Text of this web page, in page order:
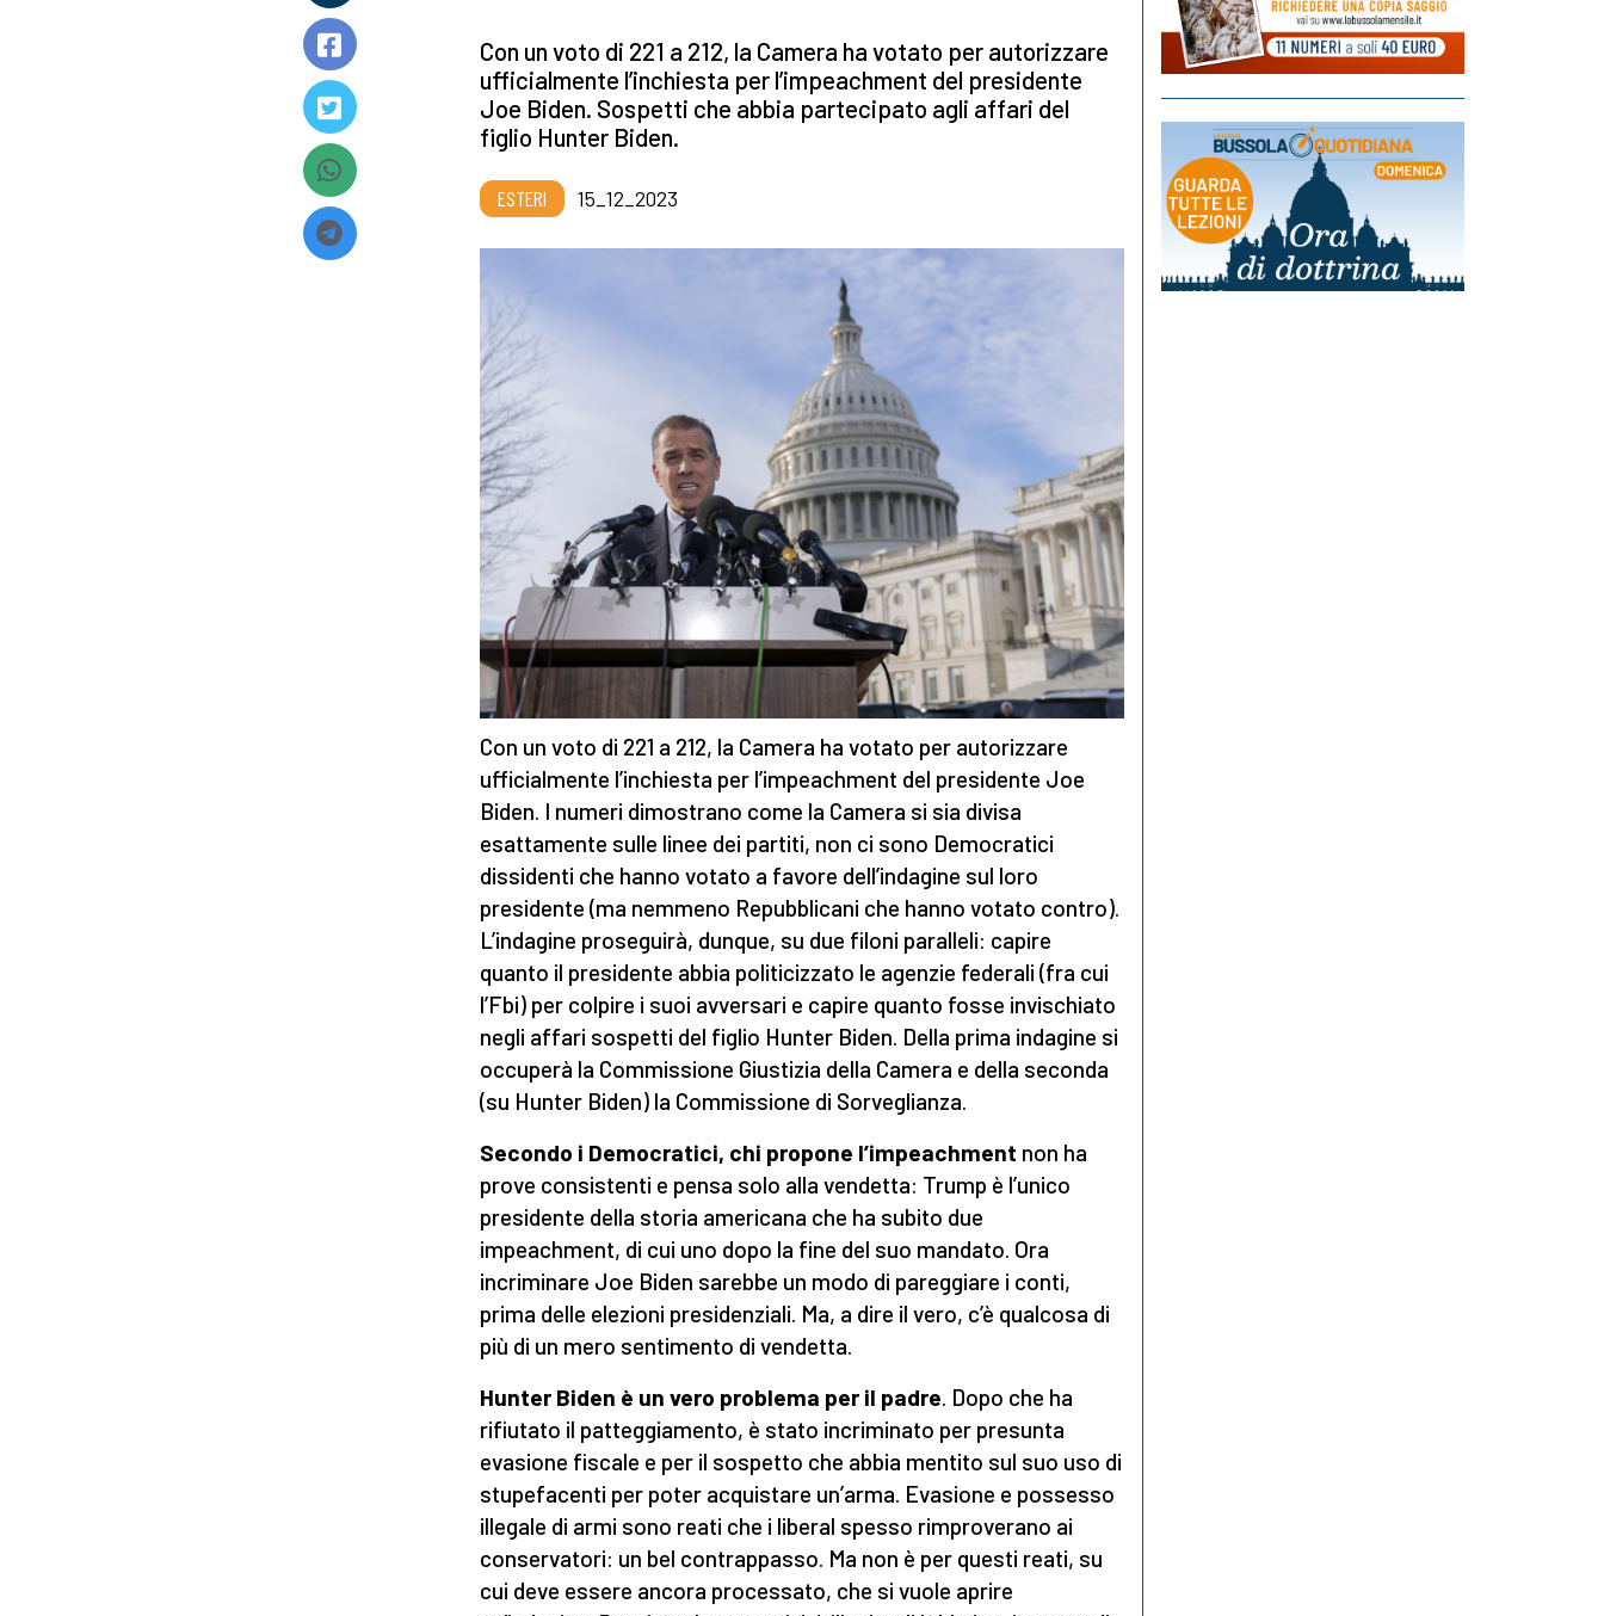
Con un voto di 221 a 212, la Camera ha votato per autorizzare
ufficialmente l’inchiesta per l’impeachment del presidente
Joe Biden. Sospetti che abbia partecipato agli affari del
figlio Hunter Biden.
ESTERI 15_12_2023
Con un voto di 221 a 212, la Camera ha votato per autorizzare
ufficialmente l’inchiesta per l’impeachment del presidente Joe
Biden. I numeri dimostrano come la Camera si sia divisa
esattamente sulle linee dei partiti, non ci sono Democratici
dissidenti che hanno votato a favore dell’indagine sul loro
presidente (ma nemmeno Repubblicani che hanno votato contro).
L’indagine proseguirà, dunque, su due filoni paralleli: capire
quanto il presidente abbia politicizzato le agenzie federali (fra cui
l’Fbi) per colpire i suoi avversari e capire quanto fosse invischiato
negli affari sospetti del figlio Hunter Biden. Della prima indagine si
occuperà la Commissione Giustizia della Camera e della seconda
(su Hunter Biden) la Commissione di Sorveglianza.
Secondo i Democratici, chi propone l’impeachment non ha
prove consistenti e pensa solo alla vendetta: Trump è l’unico
presidente della storia americana che ha subito due
impeachment, di cui uno dopo la fine del suo mandato. Ora
incriminare Joe Biden sarebbe un modo di pareggiare i conti,
prima delle elezioni presidenziali. Ma, a dire il vero, c’è qualcosa di
più di un mero sentimento di vendetta.
Hunter Biden è un vero problema per il padre. Dopo che ha
rifiutato il patteggiamento, è stato incriminato per presunta
evasione fiscale e per il sospetto che abbia mentito sul suo uso di
stupefacenti per poter acquistare un’arma. Evasione e possesso
illegale di armi sono reati che i liberal spesso rimproverano ai
conservatori: un bel contrappasso. Ma non è per questi reati, su
cui deve essere ancora processato, che si vuole aprire